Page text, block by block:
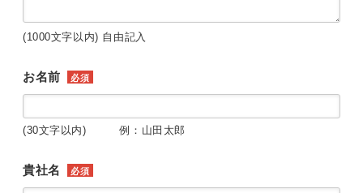
(1000文字以内) 自由記入
お名前 必須
(30文字以内) 例：山田太郎
貴社名 必須